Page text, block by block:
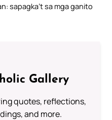
sapagka’t sa mga ganito
Gallery
quotes, reflections,
and more.